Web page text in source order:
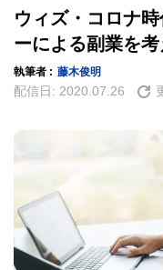
ウィズ・コロナ
ーによる副業を
執筆者 : 藤木俊明
配信日: 2020.07.26